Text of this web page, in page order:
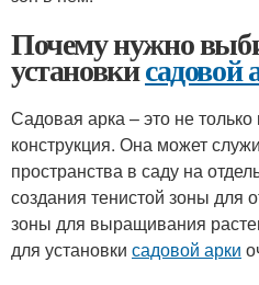
Почему нужно
установкисадовой
Садовая арка – это не
конструкция. Она может
пространства в саду на
создания тенистой зоны для
зоны для выращивания
для установки садовой арки